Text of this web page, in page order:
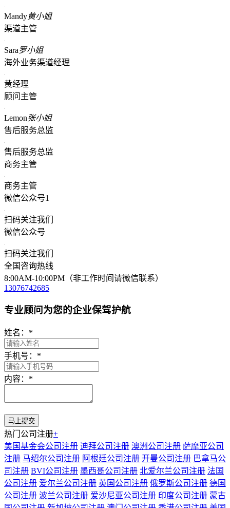
Mandy黄小姐
渠道主管
Sara罗小姐
海外业务渠道经理
黄经理
顾问主管
Lemon张小姐
售后服务总监
售后服务总监
商务主管
商务主管
微信公众号1
扫码关注我们
微信公众号
扫码关注我们
全国咨询热线
8:00AM-10:00PM（非工作时间请微信联系）
13076742685
专业顾问为您的企业保驾护航
姓名： *
手机号： *
内容： *
热门公司注册+
美国基金会公司注册 迪拜公司注册 澳洲公司注册 萨摩亚公司
注册 马绍尔公司注册 阿根廷公司注册 开曼公司注册 巴拿马公
司注册 BVI公司注册 墨西哥公司注册 北爱尔兰公司注册 法国
公司注册 爱尔兰公司注册 英国公司注册 俄罗斯公司注册 德国
公司注册 波兰公司注册 爱沙尼亚公司注册 印度公司注册 蒙古